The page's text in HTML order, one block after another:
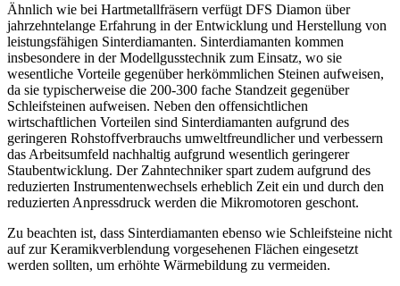
Ähnlich wie bei Hartmetallfräsern verfügt DFS Diamon über
jahrzehntelange Erfahrung in der Entwicklung und Herstellung von
leistungsfähigen Sinterdiamanten. Sinterdiamanten kommen
insbesondere in der Modellgusstechnik zum Einsatz, wo sie
wesentliche Vorteile gegenüber herkömmlichen Steinen aufweisen,
da sie typischerweise die 200-300 fache Standzeit gegenüber
Schleifsteinen aufweisen. Neben den offensichtlichen
wirtschaftlichen Vorteilen sind Sinterdiamanten aufgrund des
geringeren Rohstoffverbrauchs umweltfreundlicher und verbessern
das Arbeitsumfeld nachhaltig aufgrund wesentlich geringerer
Staubentwicklung. Der Zahntechniker spart zudem aufgrund des
reduzierten Instrumentenwechsels erheblich Zeit ein und durch den
reduzierten Anpressdruck werden die Mikromotoren geschont.
Zu beachten ist, dass Sinterdiamanten ebenso wie Schleifsteine nicht
auf zur Keramikverblendung vorgesehenen Flächen eingesetzt
werden sollten, um erhöhte Wärmebildung zu vermeiden.